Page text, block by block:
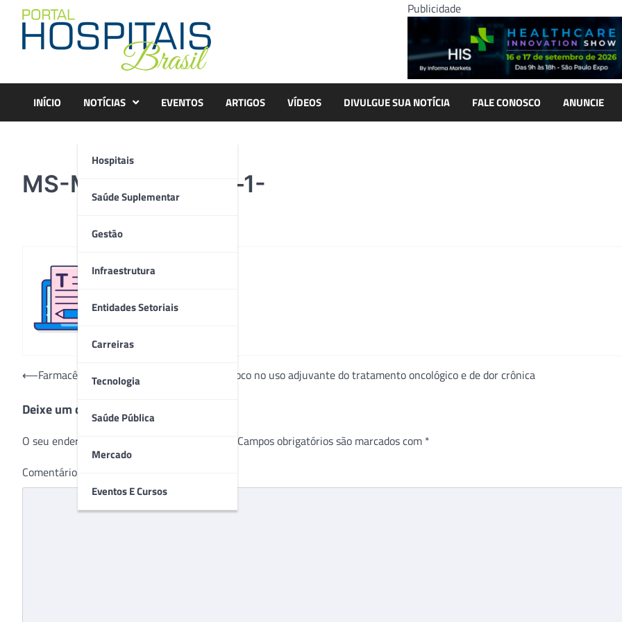
content
Publicidade
INÍCIO NOTÍCIAS
Hospitais
Saúde Suplementar
Gestão
Infraestrutura
Entidades Setoriais
Carreiras
Tecnologia
Saúde Pública
Mercado
Eventos E Cursos
EVENTOS ARTIGOS VÍDEOS DIVULGUE SUA NOTÍCIA FALE CONOSCO ANUNCIE
MS-Mockup-Extra–1-
Navegação
Post
⟵Farmacêuticas lançam canabinoides com foco no uso adjuvante do tratamento oncológico e de dor crônica
Deixe um comentário
O seu endereço de e-mail não será publicado. Campos obrigatórios são marcados com *
Comentário